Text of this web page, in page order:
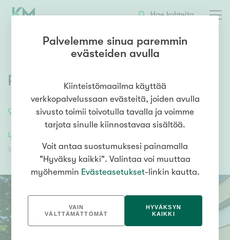
Hae kohteita
96 /96m² 4h, k, kph ja p
Pihlajatie 50-52,Helsinki
499 000,00 €
Velaton hinta Myyntihinta
Palvelemme sinua paremmin
evästeiden avulla
Kiinteistömaailma käyttää
verkkopalvelussaan evästeitä, joiden avulla
sivusto toimii toivotulla tavalla ja voimme
tarjota sinulle kiinnostavaa sisältöä.
Voit antaa suostumuksesi painamalla
"Hyväksy kaikki". Valintaa voi muuttaa
myöhemmin Evästeasetukset-linkin kautta.
VAIN
VÄLTTÄMÄTTÖMÄT
HYVÄKSYN
KAIKKI